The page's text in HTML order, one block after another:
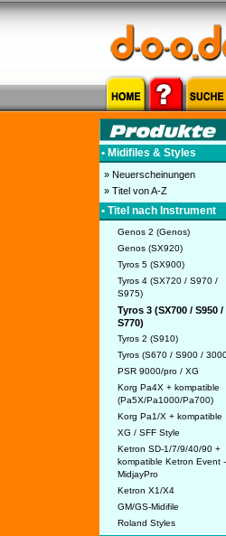
• Midifiles & Styles
» Neuerscheinungen
» Titel von A-Z
• Titel nach Instrument
Genos 2 (Genos)
Genos (SX920)
Tyros 5 (SX900)
Tyros 4 (SX720 / S970 /
S975)
Tyros 3 (SX700 / S950 /
S770)
Tyros 2 (S910)
Tyros (S670 / S900 /
PSR 9000/pro / XG
Korg Pa4X + kompatible
(Pa5X/Pa1000/Pa700)
Korg Pa1/X + kompatible
XG / SFF Style
Ketron SD-1/7/9/40/90 +
kompatible Ketron Event -
MidjayPro
Ketron X1/X4
GM/GS-Midifile
Roland Styles